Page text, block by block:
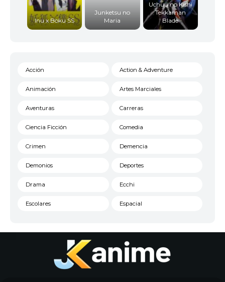
Inu x Boku SS
Junketsu no
Maria
Uchuu no Kishi
Tekkaman
Blade
Acción Action & Adventure
Animación Artes Marciales
Aventuras Carreras
Ciencia Ficción Comedia
Crimen Demencia
Demonios Deportes
Drama Ecchi
Escolares Espacial
Historico
Josei